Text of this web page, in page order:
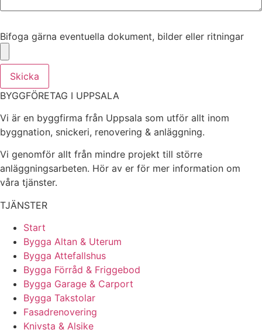
Bifoga gärna eventuella dokument, bilder eller ritningar
Skicka
BYGGFÖRETAG I UPPSALA
Vi är en byggfirma från Uppsala som utför allt inom
byggnation, snickeri, renovering & anläggning.
Vi genomför allt från mindre projekt till större
anläggningsarbeten. Hör av er för mer information om
våra tjänster.
TJÄNSTER
Start
Bygga Altan & Uterum
Bygga Attefallshus
Bygga Förråd & Friggebod
Bygga Garage & Carport
Bygga Takstolar
Fasadrenovering
Knivsta & Alsike